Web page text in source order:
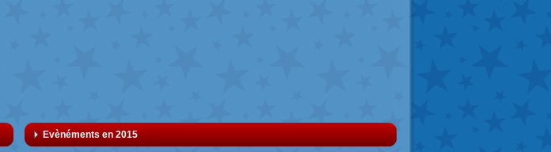
Evènéments en 2015